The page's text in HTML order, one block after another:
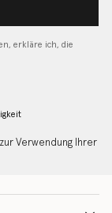
erkläre ich, die
Verwendung Ihrer